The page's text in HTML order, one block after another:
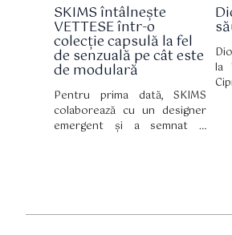
SKIMS întâlnește
VETTESE într-o
colecție capsulă la fel
de senzuală pe cât este
de modulară
Pentru prima dată, SKIMS
colaborează cu un designer
emergent și a semnat o
la